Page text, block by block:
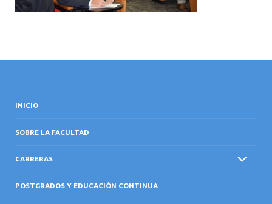
INICIO
SOBRE LA FACULTAD
CARRERAS
POSTGRADOS Y EDUCACIÓN CONTINUA